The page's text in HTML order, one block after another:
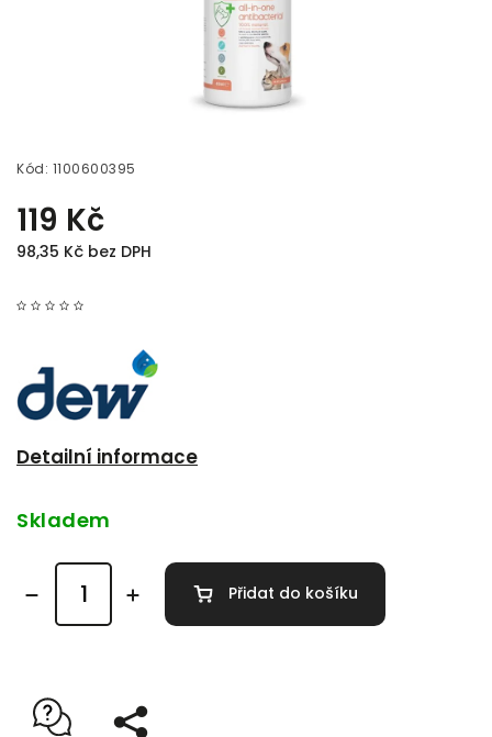
Kód: 1100600395
119 Kč
98,35 Kč bez DPH
Detailní informace
Skladem
Přidat do košíku